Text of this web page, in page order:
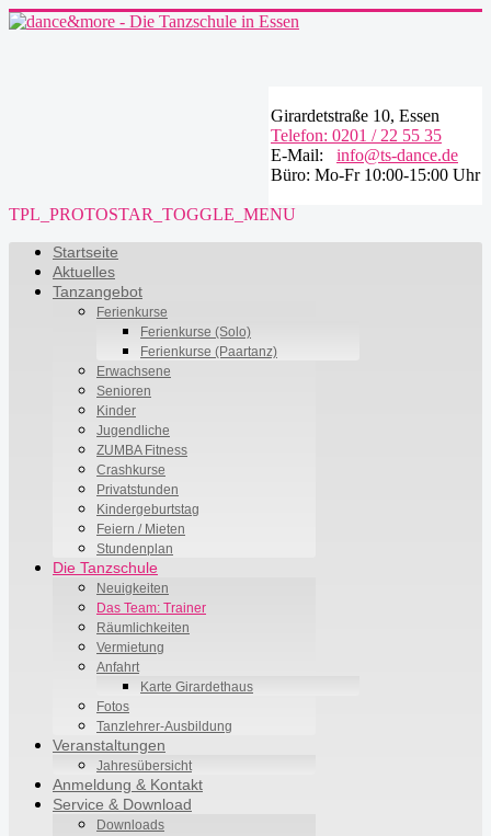
Girardetstraße 10, Essen
Telefon: 0201 / 22 55 35
E-Mail: info@ts-dance.de
Büro: Mo-Fr 10:00-15:00 Uhr
TPL_PROTOSTAR_TOGGLE_MENU
Startseite
Aktuelles
Tanzangebot
Ferienkurse
Ferienkurse (Solo)
Ferienkurse (Paartanz)
Erwachsene
Senioren
Kinder
Jugendliche
ZUMBA Fitness
Crashkurse
Privatstunden
Kindergeburtstag
Feiern / Mieten
Stundenplan
Die Tanzschule
Neuigkeiten
Das Team: Trainer
Räumlichkeiten
Vermietung
Anfahrt
Karte Girardethaus
Fotos
Tanzlehrer-Ausbildung
Veranstaltungen
Jahresübersicht
Anmeldung & Kontakt
Service & Download
Downloads